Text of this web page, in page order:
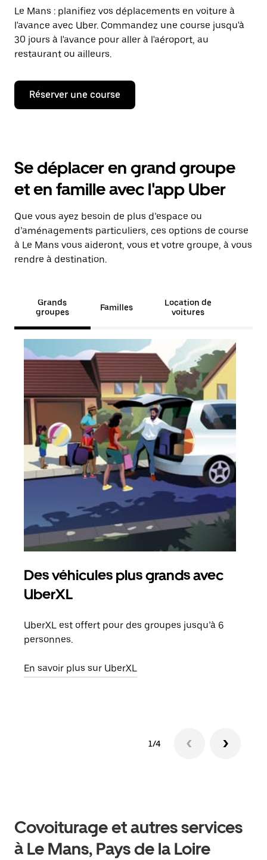
Le Mans : planifiez vos déplacements en voiture à
l'avance avec Uber. Commandez une course jusqu'à
30 jours à l'avance pour aller à l'aéroport, au
restaurant ou ailleurs.
Réserver une course
Se déplacer en grand groupe
et en famille avec l'app Uber
Que vous ayez besoin de plus d’espace ou
d’aménagements particuliers, ces options de course
à Le Mans vous aideront, vous et votre groupe, à vous
rendre à destination.
Grands
groupes
Familles
Location de
voitures
Des véhicules plus grands avec
UberXL
UberXL est offert pour des groupes jusqu’à 6
personnes.
En savoir plus sur UberXL
1/4
Covoiturage et autres services
à Le Mans, Pays de la Loire